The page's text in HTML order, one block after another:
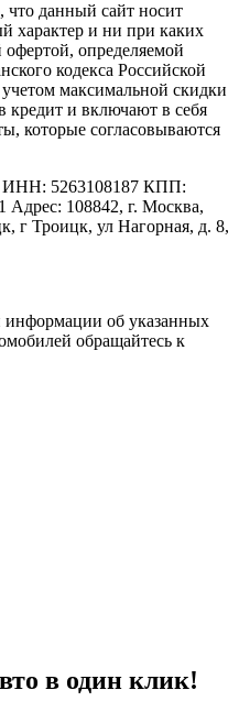
данный сайт носит
характер и ни при каких
офертой, определяемой
кодекса Российской
максимальной скидки
кредит и включают в себя
которые согласовываются
5263108187 КПП:
Адрес: 108842, г. Москва,
г Троицк, ул Нагорная, д. 8,
информации об указанных
обращайтесь к
в один клик!